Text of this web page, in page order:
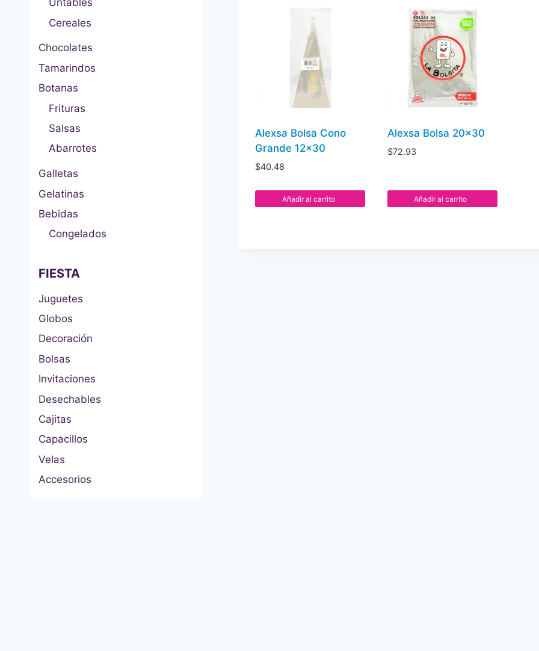
Alexsa Bolsa Cono
Grande 12×30
$40.48
Añadir al carrito
Alexsa Bolsa 20×30
$72.93
Añadir al carrito
Untables
Cereales
Chocolates
Tamarindos
Botanas
Frituras
Salsas
Abarrotes
Galletas
Gelatinas
Bebidas
Congelados
FIESTA
Juguetes
Globos
Decoración
Bolsas
Invitaciones
Desechables
Cajitas
Capacillos
Velas
Accesorios